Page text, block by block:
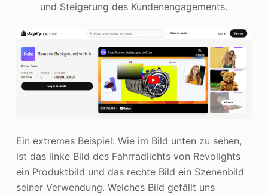
und Steigerung des Kundenengagements.
Ein extremes Beispiel: Wie im Bild unten zu sehen,
ist das linke Bild des Fahrradlichts von Revolights
ein Produktbild und das rechte Bild ein Szenenbild
seiner Verwendung. Welches Bild gefällt uns